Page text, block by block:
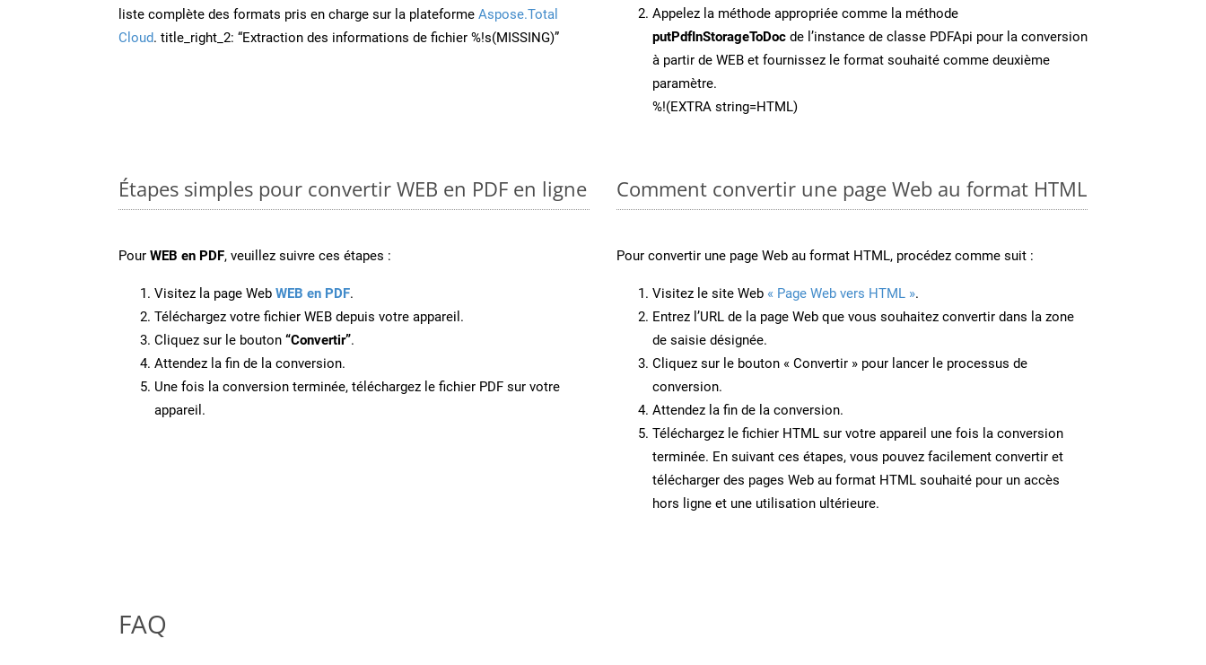
liste complète des formats pris en charge sur la plateforme Aspose.Total
Cloud. title_right_2: “Extraction des informations de fichier %!s(MISSING)”
Appelez la méthode appropriée comme la méthode
putPdfInStorageToDoc de l’instance de classe PDFApi pour la conversion
à partir de WEB et fournissez le format souhaité comme deuxième
paramètre.
%!(EXTRA string=HTML)
Étapes simples pour convertir WEB en PDF en ligne
Pour WEB en PDF, veuillez suivre ces étapes :
Visitez la page Web WEB en PDF.
Téléchargez votre fichier WEB depuis votre appareil.
Cliquez sur le bouton “Convertir”.
Attendez la fin de la conversion.
Une fois la conversion terminée, téléchargez le fichier PDF sur votre
appareil.
Comment convertir une page Web au format HTML
Pour convertir une page Web au format HTML, procédez comme suit :
Visitez le site Web « Page Web vers HTML ».
Entrez l’URL de la page Web que vous souhaitez convertir dans la zone
de saisie désignée.
Cliquez sur le bouton « Convertir » pour lancer le processus de
conversion.
Attendez la fin de la conversion.
Téléchargez le fichier HTML sur votre appareil une fois la conversion
terminée. En suivant ces étapes, vous pouvez facilement convertir et
télécharger des pages Web au format HTML souhaité pour un accès
hors ligne et une utilisation ultérieure.
FAQ